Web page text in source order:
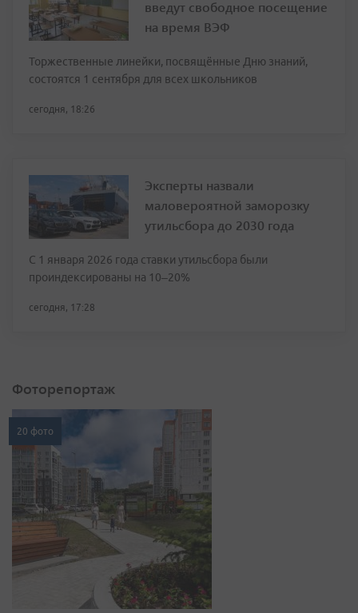
введут свободное посещение
на время ВЭФ
Торжественные линейки, посвящённые Дню знаний,
состоятся 1 сентября для всех школьников
сегодня, 18:26
Эксперты назвали
маловероятной заморозку
утильсбора до 2030 года
С 1 января 2026 года ставки утильсбора были
проиндексированы на 10–20%
сегодня, 17:28
Фоторепортаж
20 фото